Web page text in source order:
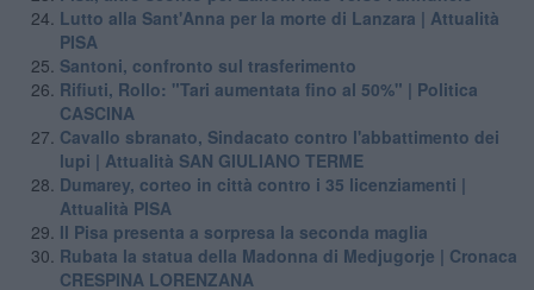
Lutto alla Sant'Anna per la morte di Lanzara | Attualità
PISA
Santoni, confronto sul trasferimento
Rifiuti, Rollo: "Tari aumentata fino al 50%" | Politica
CASCINA
Cavallo sbranato, Sindacato contro l'abbattimento dei
lupi | Attualità SAN GIULIANO TERME
Dumarey, corteo in città contro i 35 licenziamenti |
Attualità PISA
Il Pisa presenta a sorpresa la seconda maglia
Rubata la statua della Madonna di Medjugorje | Cronaca
CRESPINA LORENZANA